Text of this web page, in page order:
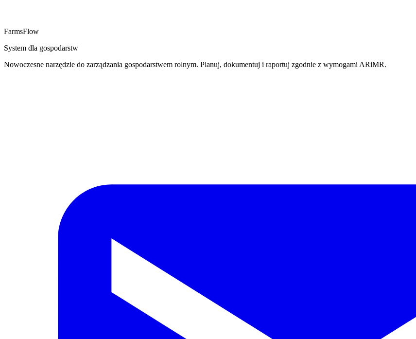
FarmsFlow
System dla gospodarstw
Nowoczesne narzędzie do zarządzania gospodarstwem rolnym. Planuj, dokumentuj i raportuj zgodnie z wymogami ARiMR.